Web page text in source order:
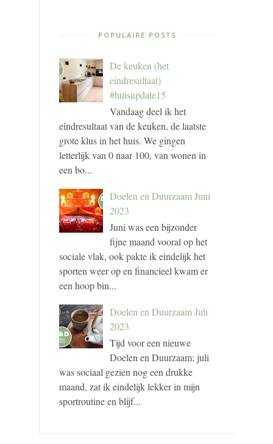
POPULAIRE POSTS
De keuken (het
eindresultaat)
#huisupdate15
Vandaag deel ik het
eindresultaat van de keuken, de laatste
grote klus in het huis. We gingen
letterlijk van 0 naar 100, van wonen in
een bo...
Doelen en Duurzaam Juni
2023
Juni was een bijzonder
fijne maand vooral op het
sociale vlak, ook pakte ik eindelijk het
sporten weer op en financieel kwam er
een hoop bin...
Doelen en Duurzaam Juli
2023
Tijd voor een nieuwe
Doelen en Duurzaam; juli
was sociaal gezien nog een drukke
maand, zat ik eindelijk lekker in mijn
sportroutine en blijf...